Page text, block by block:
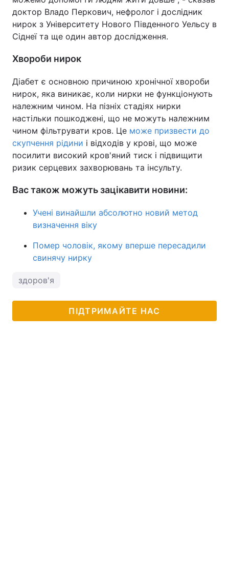
доктор Владо Перкович, нефролог і дослідник
нирок з Університету Нового Південного Уельсу в
Сіднеї та ще один автор дослідження.
Хвороби нирок
Діабет є основною причиною хронічної хвороби
нирок, яка виникає, коли нирки не функціонують
належним чином. На пізніх стадіях нирки
настільки пошкоджені, що не можуть належним
чином фільтрувати кров. Це може призвести до
скупчення рідини і відходів у крові, що може
посилити високий кров'яний тиск і підвищити
ризик серцевих захворювань та інсульту.
Вас також можуть зацікавити новини:
Учені винайшли абсолютно новий метод
визначення віку
Помер чоловік, якому вперше пересадили
свинячу нирку
здоров'я
ПІДТРИМАЙТЕ НАС